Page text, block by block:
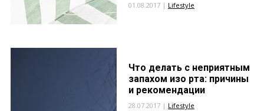
01.08.2017 | Lifestyle
Что делать с неприятным
запахом изо рта: причины
и рекомендации
28.07.2017 | Lifestyle